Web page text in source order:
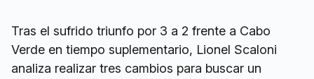
Tras el sufrido triunfo por 3 a 2 frente a Cabo
Verde en tiempo suplementario, Lionel Scaloni
analiza realizar tres cambios para buscar un